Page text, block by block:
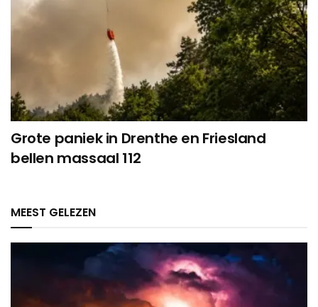
Grote paniek in Drenthe en Friesland
bellen massaal 112
MEEST GELEZEN